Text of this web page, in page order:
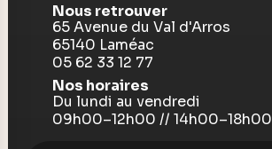
Nous retrouver
65 Avenue du Val d'Arros
65140 Laméac
05 62 33 12 77
Nos horaires
Du lundi au vendredi
09h00–12h00 // 14h00–18h00